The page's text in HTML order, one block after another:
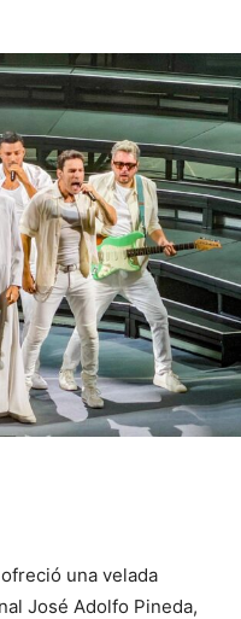
una velada
José Adolfo Pineda,